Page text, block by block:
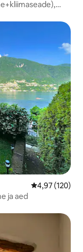
Keskmine
4,97 (120)
ja aed